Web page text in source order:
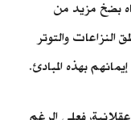
بضخ مزيد من
النزاعات والتوتر
بهذه المبادئ.
فعلي الرغم